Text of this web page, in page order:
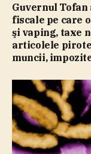
Guvernul
fiscale pe care
şi vaping, taxe
articolele
muncii,